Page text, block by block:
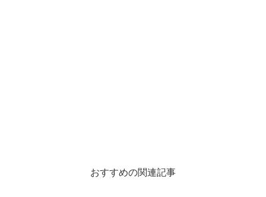
おすすめの関連記事